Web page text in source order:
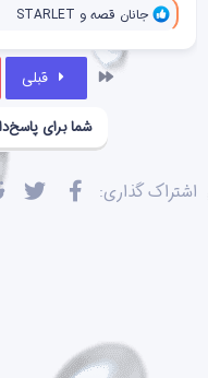
و
ک
س
جانان قصه و STARLET
قبلی
شما برای
اشتراک گذاری: فیسبوک